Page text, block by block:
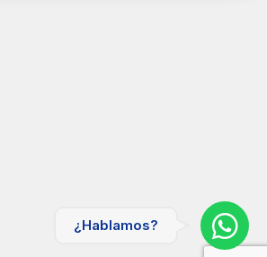
¿Hablamos?